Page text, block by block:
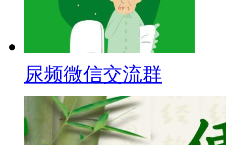
尿频微信交流群